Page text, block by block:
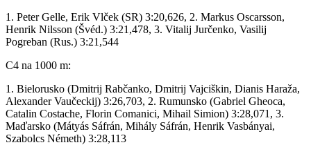
1. Peter Gelle, Erik Vlček (SR) 3:20,626, 2. Markus Oscarsson,
Henrik Nilsson (Švéd.) 3:21,478, 3. Vitalij Jurčenko, Vasilij
Pogreban (Rus.) 3:21,544
C4 na 1000 m:
1. Bielorusko (Dmitrij Rabčanko, Dmitrij Vajciškin, Dianis Haraža,
Alexander Vaučeckij) 3:26,703, 2. Rumunsko (Gabriel Gheoca,
Catalin Costache, Florin Comanici, Mihail Simion) 3:28,071, 3.
Maďarsko (Mátyás Sáfrán, Mihály Sáfrán, Henrik Vasbányai,
Szabolcs Németh) 3:28,113